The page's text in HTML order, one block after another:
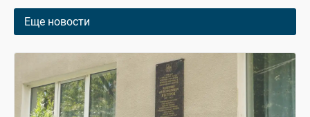
Еще новости